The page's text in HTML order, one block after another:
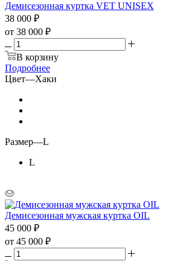
Демисезонная куртка VET UNISEX
38 000 ₽
от 38 000 ₽
В корзину
Подробнее
Цвет—Хаки
Размер—L
L
Демисезонная мужская куртка OIL
45 000 ₽
от 45 000 ₽